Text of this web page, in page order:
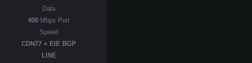
Data
400 Mbps Port
Speed
CDN77 + EIE BGP
LINE